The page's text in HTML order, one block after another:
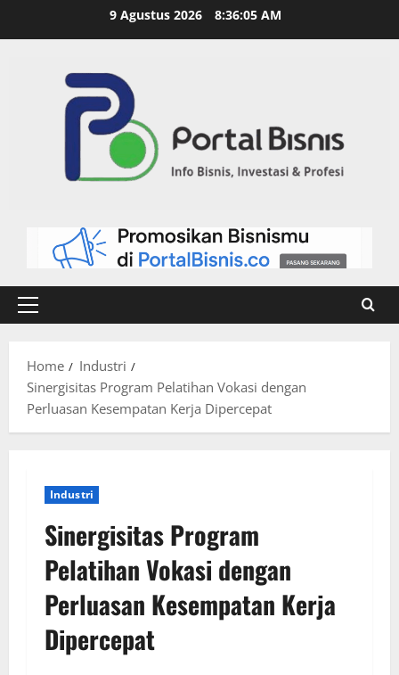
9 Agustus 2026 8:36:06 AM
Home
Industri
Sinergisitas Program Pelatihan Vokasi dengan
Perluasan Kesempatan Kerja Dipercepat
Industri
Sinergisitas Program
Pelatihan Vokasi dengan
Perluasan Kesempatan Kerja
Dipercepat